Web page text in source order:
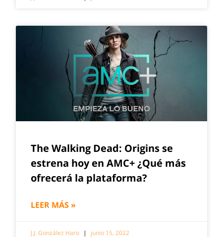
The Walking Dead: Origins se
estrena hoy en AMC+ ¿Qué más
ofrecerá la plataforma?
LEER MÁS »
J.J. González Haro junio 15, 2022